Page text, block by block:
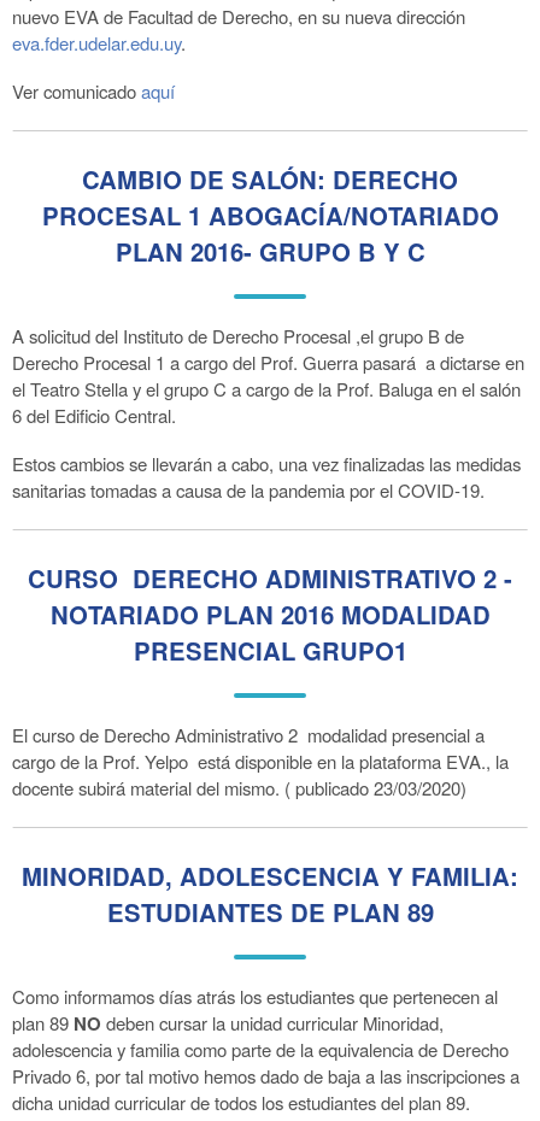
nuevo EVA de Facultad de Derecho, en su nueva dirección
eva.fder.udelar.edu.uy.
Ver comunicadoaquí
CAMBIO DE SALÓN: DERECHO
PROCESAL 1 ABOGACÍA/NOTARIADO
PLAN 2016- GRUPO B Y C
A solicitud del Instituto de Derecho Procesal ,el grupo B de
Derecho Procesal 1 a cargo del Prof. Guerra pasará a dictarse en
el Teatro Stella y el grupo C a cargo de la Prof. Baluga en el salón
6 del Edificio Central.
Estos cambios se llevarán a cabo, una vez finalizadas las medidas
sanitarias tomadas a causa de la pandemia por el COVID-19.
CURSO DERECHO ADMINISTRATIVO 2 -
NOTARIADO PLAN 2016 MODALIDAD
PRESENCIAL GRUPO1
El curso de Derecho Administrativo 2 modalidad presencial a
cargo de la Prof. Yelpo está disponible en la plataforma EVA., la
docente subirá material del mismo. ( publicado 23/03/2020)
MINORIDAD, ADOLESCENCIA Y FAMILIA:
ESTUDIANTES DE PLAN 89
Como informamos días atrás los estudiantes que pertenecen al
plan 89 NO deben cursar la unidad curricular Minoridad,
adolescencia y familia como parte de la equivalencia de Derecho
Privado 6, por tal motivo hemos dado de baja a las inscripciones a
dicha unidad curricular de todos los estudiantes del plan 89.